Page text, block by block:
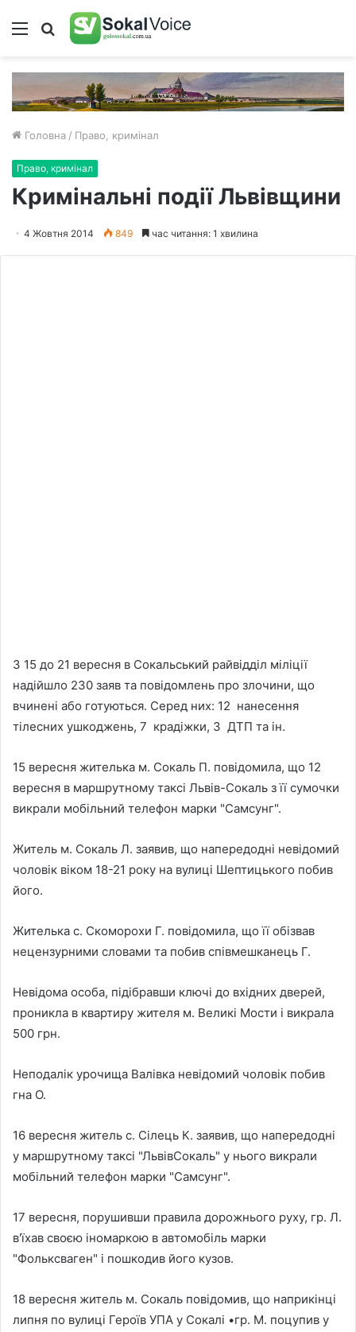
Меню Пошук
Головна / Право, кримінал
Право, кримінал
Кримінальні події Львівщини
4 Жовтня 2014 849 час читання: 1 хвилина
З 15 до 21 вересня в Сокальський райвідділ міліції
надійшло 230 заяв та повідомлень про злочини, що
вчинені або готуються. Серед них: 12 нанесення
тілесних ушкоджень, 7 крадіжки, 3 ДТП та ін.
15 вересня жителька м. Сокаль П. повідомила, що 12
вересня в маршрутному таксі Львів-Сокаль з її сумочки
викрали мобільний телефон марки "Самсунг".
Житель м. Сокаль Л. заявив, що напередодні невідомий
чоловік віком 18-21 року на вулиці Шептицького побив
його.
Жителька с. Скоморохи Г. повідомила, що її обізвав
нецензурними словами та побив співмешканець Г.
Невідома особа, підібравши ключі до вхідних дверей,
проникла в квартиру жителя м. Великі Мости і викрала
500 грн.
Неподалік урочища Валівка невідомий чоловік побив
гна О.
16 вересня житель с. Сілець К. заявив, що напередодні
у маршрутному таксі "ЛьвівСокаль" у нього викрали
мобільний телефон марки "Самсунг".
17 вересня, порушивши правила дорожнього руху, гр. Л.
в'їхав своєю іномаркою в автомобіль марки
"Фольксваген" і пошкодив його кузов.
18 вересня житель м. Сокаль повідомив, що наприкінці
липня по вулиці Героїв УПА у Сокалі •гр. М. поцупив у